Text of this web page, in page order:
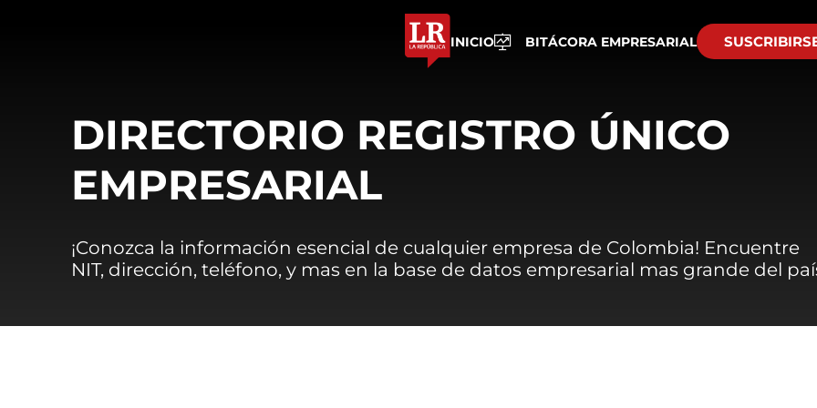
INICIO BITÁCORA EMPRESARIAL
DIRECTORIO REGISTRO ÚNICO
EMPRESARIAL
¡Conozca la información esencial de cualquier empresa de Colombia! Encuentre
NIT, dirección, teléfono, y mas en la base de datos empresarial mas grande del